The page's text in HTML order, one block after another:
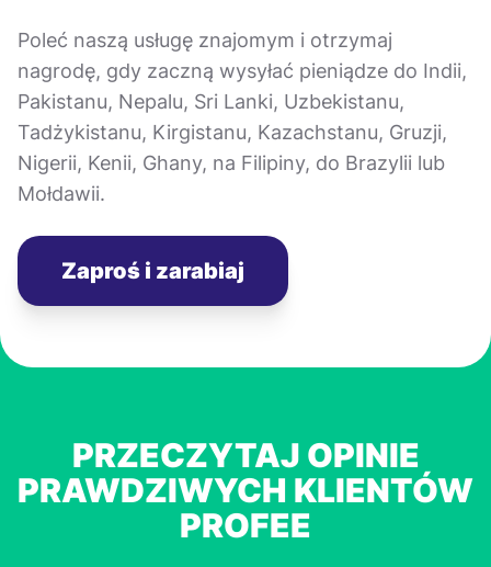
Poleć naszą usługę znajomym i otrzymaj
nagrodę, gdy zaczną wysyłać pieniądze do Indii,
Pakistanu, Nepalu, Sri Lanki, Uzbekistanu,
Tadżykistanu, Kirgistanu, Kazachstanu, Gruzji,
Nigerii, Kenii, Ghany, na Filipiny, do Brazylii lub
Mołdawii.
Zaproś i zarabiaj
PRZECZYTAJ OPINIE
PRAWDZIWYCH KLIENTÓW
PROFEE